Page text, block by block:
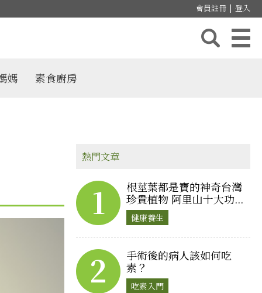
會員註冊 | 登入
媽 素食廚房
熱門文章
1
根莖葉都是寶的神奇台灣
珍貴植物 阿里山十大功...
健康養生
2
手術後的病人該如何吃
素？
吃素入門